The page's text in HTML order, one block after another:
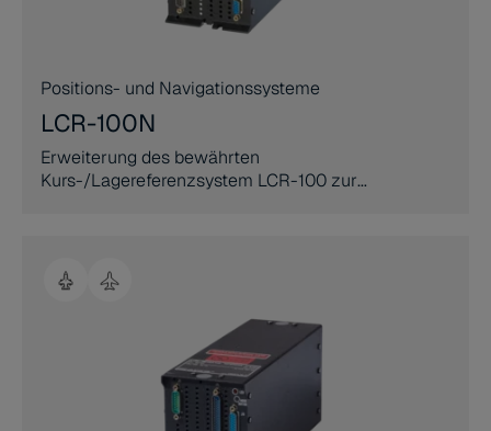
Positions- und Navigationssysteme
LCR-100N
Erweiterung des bewährten
Kurs-/Lagereferenzsystem LCR-100 zur